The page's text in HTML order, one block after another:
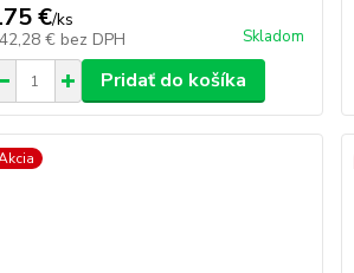
€/ks
€ bez DPH Skladom
Pridať do košíka